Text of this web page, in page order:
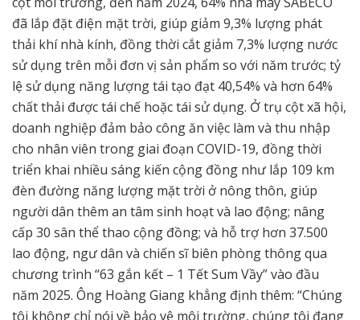
đã lắp đặt điện mặt trời, giúp giảm 9,3% lượng phát
thải khí nhà kính, đồng thời cắt giảm 7,3% lượng nước
sử dụng trên mỗi đơn vị sản phẩm so với năm trước; tỷ
lệ sử dụng năng lượng tái tạo đạt 40,54% và hơn 64%
chất thải được tái chế hoặc tái sử dụng. Ở trụ cột xã hội,
doanh nghiệp đảm bảo công ăn việc làm và thu nhập
cho nhân viên trong giai đoạn COVID-19, đồng thời
triển khai nhiều sáng kiến cộng đồng như lắp 109 km
đèn đường năng lượng mặt trời ở nông thôn, giúp
người dân thêm an tâm sinh hoạt và lao động; nâng
cấp 30 sân thể thao cộng đồng; và hỗ trợ hơn 37.500
lao động, ngư dân và chiến sĩ biên phòng thông qua
chương trình “63 gắn kết – 1 Tết Sum Vầy” vào đầu
năm 2025. Ông Hoàng Giang khẳng định thêm: “Chúng
tôi không chỉ nói về bảo vệ môi trường, chúng tôi đang